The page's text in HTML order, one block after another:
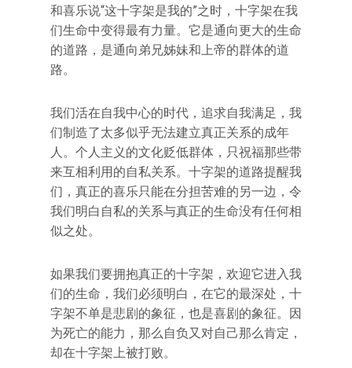
和喜乐说“这十字架是我的”之时，十字架在我
们生命中变得最有力量。它是通向更大的生命
的道路，是通向弟兄姊妹和上帝的群体的道
路。
我们活在自我中心的时代，追求自我满足，我
们制造了太多似乎无法建立真正关系的成年
人。个人主义的文化贬低群体，只祝福那些带
来互相利用的自私关系。十字架的道路提醒我
们，真正的喜乐只能在分担苦难的另一边，令
我们明白自私的关系与真正的生命没有任何相
似之处。
如果我们要拥抱真正的十字架，欢迎它进入我
们的生命，我们必须明白，在它的最深处，十
字架不单是悲剧的象征，也是喜剧的象征。因
为死亡的能力，那么自负又对自己那么肯定，
却在十字架上被打败。